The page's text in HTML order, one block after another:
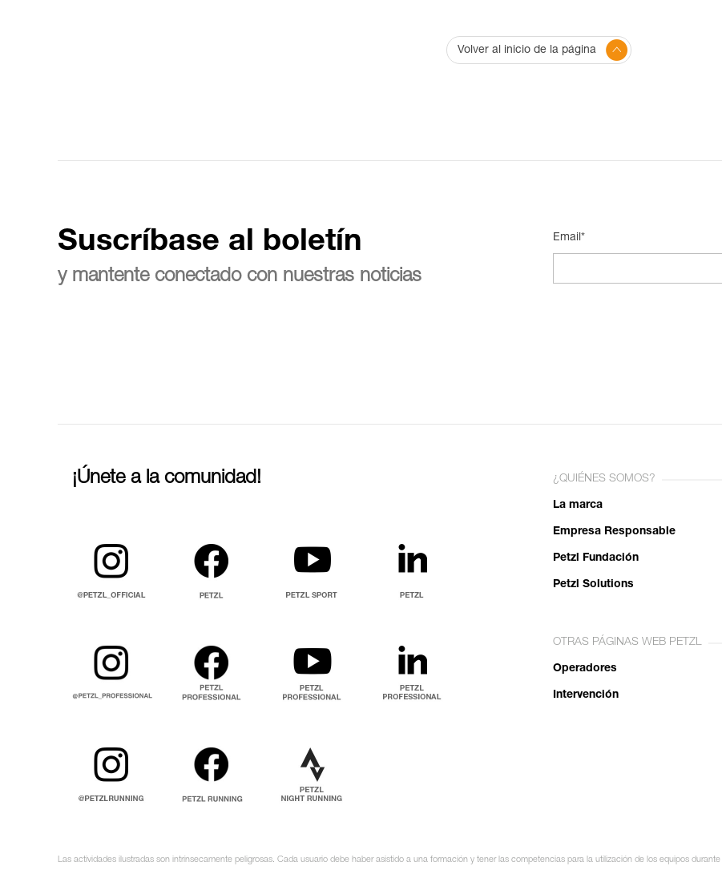
Volver al inicio de la página
Suscríbase al boletín
y mantente conectado con nuestras noticias
Email*
¡Únete a la comunidad! ¿QUIÉNES SOMOS?
La marca
Empresa Responsable
Petzl Fundación
Petzl Solutions
OTRAS PÁGINAS WEB PETZL
Operadores
Intervención
Las actividades ilustradas son intrínsecamente peligrosas. Cada usuario debe haber asistido a una formación y tener las competencias para la utilización de los equipos